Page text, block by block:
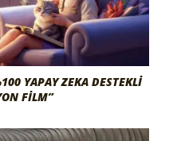
YAPAY ZEKA DESTEKLI
FILM”